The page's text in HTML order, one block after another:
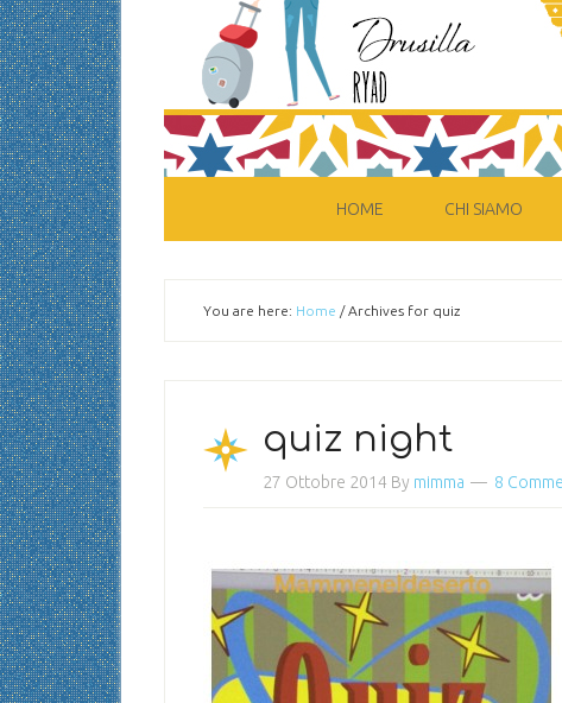
HOME CHI SIAMO
You are here: Home /Archives for quiz
quiz night
27 Ottobre 2014 By mimma 8